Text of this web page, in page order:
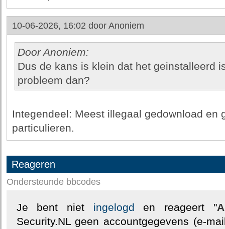
10-06-2026, 16:02 door Anoniem
Door Anoniem:
Dus de kans is klein dat het geinstalleerd
probleem dan?
Integendeel: Meest illegaal gedownload en
particulieren.
Reageren
Ondersteunde bbcodes
Je bent niet ingelogd en reageert "
Security.NL geen accountgegevens (e-